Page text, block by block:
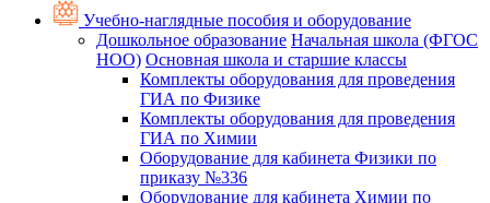
Учебно-наглядные пособия и оборудование
Дошкольное образование Начальная школа (ФГОС
НОО) Основная школа и старшие классы
Комплекты оборудования для проведения
ГИА по Физике
Комплекты оборудования для проведения
ГИА по Химии
Оборудование для кабинета Физики по
приказу №336
Оборудование для кабинета Химии по